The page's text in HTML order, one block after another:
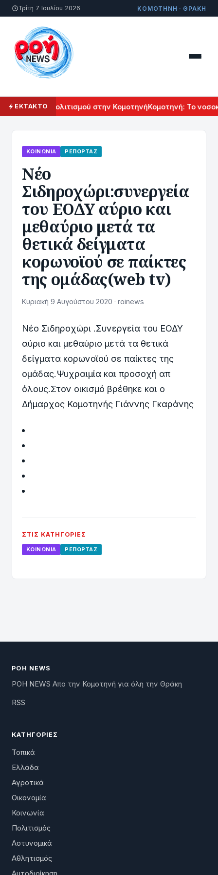
Τρίτη 7 Ιουλίου 2026 ΚΟΜΟΤΗΝΗ · ΘΡΑΚΗ
ΕΚΤΑΚΤΟ
Αρμενικού Πολιτισμού στην ΚομοτηνήΚομοτηνή: Το
ΚΟΙΝΩΝΊΑ ΡΕΠΟΡΤΆΖ
Νέο
Σιδηροχώρι:συνεργεία
του ΕΟΔΥ αύριο και
μεθαύριο μετά τα
θετικά δείγματα
κορωνοϊού σε παίκτες
της ομάδας(web tv)
Κυριακή 9 Αυγούστου 2020 · roinews
Νέο Σιδηροχώρι .Συνεργεία του ΕΟΔΥ
αύριο και μεθαύριο μετά τα θετικά
δείγματα κορωνοϊού σε παίκτες της
ομάδας.Ψυχραιμία και προσοχή απ
όλους.Στον οικισμό βρέθηκε και ο
Δήμαρχος Κομοτηνής Γιάννης Γκαράνης
ΣΤΙΣ ΚΑΤΗΓΟΡΊΕΣ
ΚΟΙΝΩΝΊΑ ΡΕΠΟΡΤΆΖ
ΡΟΗ NEWS
ΡΟΗ NEWS Απο την Κομοτηνή για όλη την Θράκη
RSS
ΚΑΤΗΓΟΡΊΕΣ
Τοπικά
Ελλάδα
Αγροτικά
Οικονομία
Κοινωνία
Πολιτισμός
Αστυνομικά
Αθλητισμός